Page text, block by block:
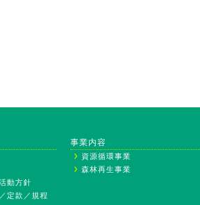
動方針
定款／規程
事業内容
資源循環事業
森林再生事業